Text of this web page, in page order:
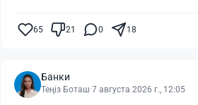
65 21 0 18
Банки
Теңіз Боташ·7 августа 2026 г., 12:05